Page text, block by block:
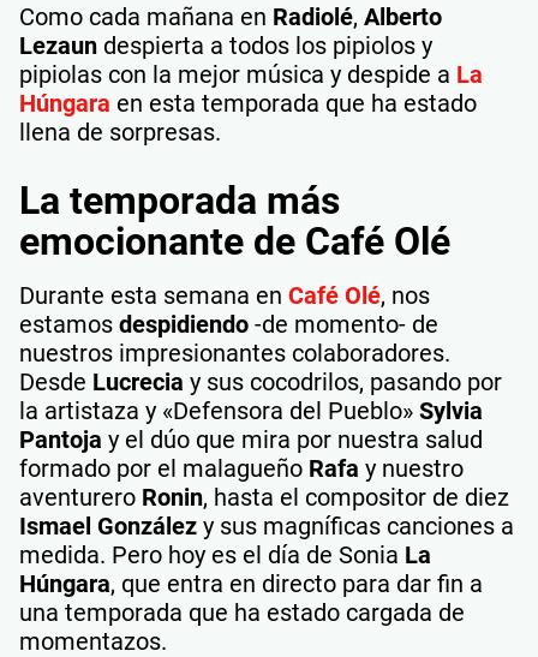
Como cada mañana en Radiolé, Alberto
Lezaun despierta a todos los pipiolos y
pipiolas con la mejor música y despide a La
Húngara en esta temporada que ha estado
llena de sorpresas.
La temporada más
emocionante de Café Olé
Durante esta semana en Café Olé, nos
estamos despidiendo -de momento- de
nuestros impresionantes colaboradores.
Desde Lucrecia y sus cocodrilos, pasando por
la artistaza y «Defensora del Pueblo» Sylvia
Pantoja y el dúo que mira por nuestra salud
formado por el malagueño Rafa y nuestro
aventurero Ronin, hasta el compositor de diez
Ismael González y sus magníficas canciones a
medida. Pero hoy es el día de Sonia La
Húngara, que entra en directo para dar fin a
una temporada que ha estado cargada de
momentazos.